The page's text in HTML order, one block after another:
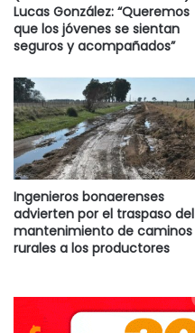
Lucas González: “Queremos
que los jóvenes se sientan
seguros y acompañados”
Ingenieros bonaerenses
advierten por el traspaso del
mantenimiento de caminos
rurales a los productores